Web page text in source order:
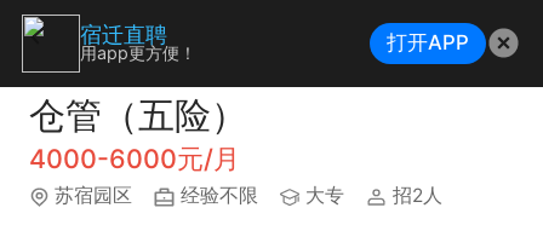
仓管（五险）
4000-6000元/月
苏宿园区 经验不限 大专 招2人
宿迁直聘
用app更方便！ 打开APP